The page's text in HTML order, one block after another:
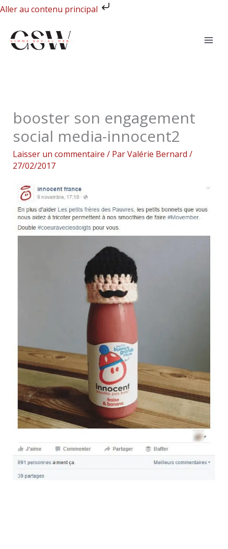
Aller au contenu principal
Aller
contenu
booster son engagement
social media-innocent2
Laisser un commentaire / ParValérie Bernard /
27/02/2017